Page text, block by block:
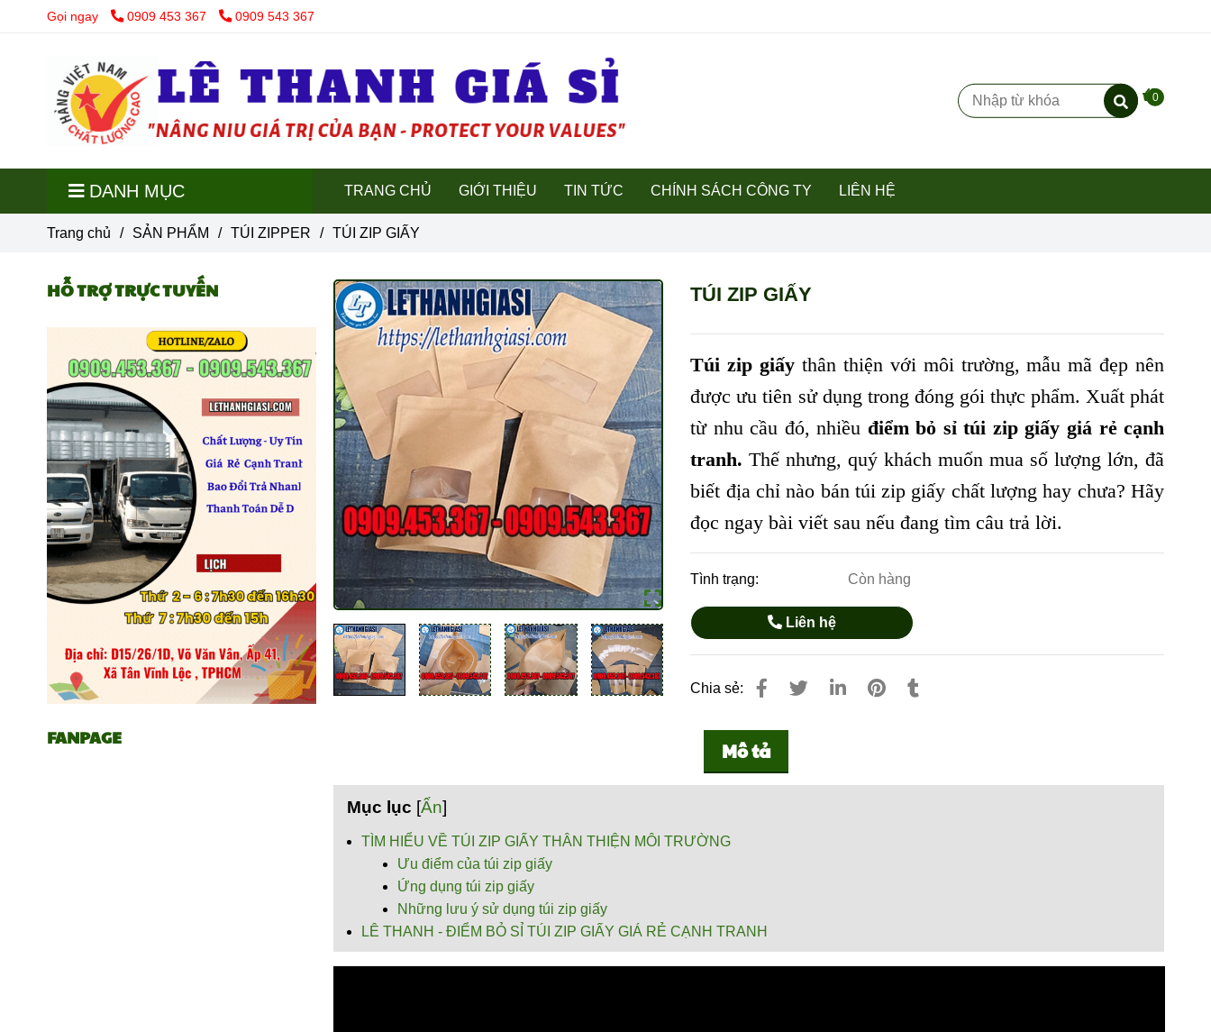
Gọi ngay 0909 453 367 0909 543 367
0
DANH MỤC TRANG CHỦ GIỚI THIỆU TIN TỨC CHÍNH SÁCH CÔNG TY LIÊN HỆ
Trang chủ / SẢN PHẨM / TÚI ZIPPER / TÚI ZIP GIẤY
TÚI ZIP GIẤY
Túi zip giấy thân thiện với môi trường, mẫu mã đẹp nên
được ưu tiên sử dụng trong đóng gói thực phẩm. Xuất phát
từ nhu cầu đó, nhiều điểm bỏ sỉ túi zip giấy giá rẻ cạnh
tranh.Thế nhưng, quý khách muốn mua số lượng lớn, đã
biết địa chỉ nào bán túi zip giấy chất lượng hay chưa? Hãy
đọc ngay bài viết sau nếu đang tìm câu trả lời.
Tình trạng: Còn hàng
Liên hệ
Chia sẻ:
Mô tả
Mục lục [Ẩn]
TÌM HIỂU VỀ TÚI ZIP GIẤY THÂN THIỆN MÔI TRƯỜNG
Ưu điểm của túi zip giấy
Ứng dụng túi zip giấy
Những lưu ý sử dụng túi zip giấy
LÊ THANH - ĐIỂM BỎ SỈ TÚI ZIP GIẤY GIÁ RẺ CẠNH TRANH
HỖ TRỢ TRỰC TUYẾN
FANPAGE